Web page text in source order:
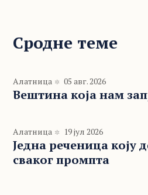
Сродне теме
Алатница 05 авг. 2026
Вештина која нам
Алатница 19 јул 2026
Једна реченица коју
сваког промпта